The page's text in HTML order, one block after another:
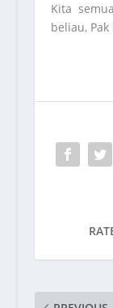
Kita
beliau, Pak